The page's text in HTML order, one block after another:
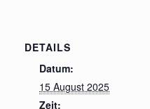
DETAILS
Datum:
15 August 2025
Zeit: